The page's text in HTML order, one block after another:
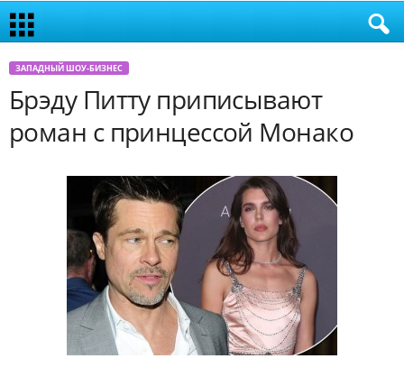
ЗАПАДНЫЙ ШОУ-БИЗНЕС
Брэду Питту приписывают
роман с принцессой Монако